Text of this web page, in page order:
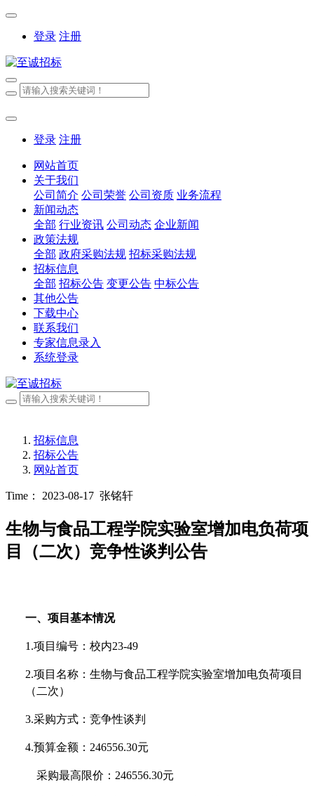
登录 注册
登录 注册
网站首页
关于我们
公司简介 公司荣誉 公司资质 业务流程
新闻动态
全部 行业资讯 公司动态 企业新闻
政策法规
全部 政府采购法规 招标采购法规
招标信息
全部 招标公告 变更公告 中标公告
其他公告
下载中心
联系我们
专家信息录入
系统登录
招标信息
招标公告
网站首页
Time： 2023-08-17 张铭轩
生物与食品工程学院实验室增加电负荷项
目（二次）竞争性谈判公告
一、项目基本情况
1.项目编号：校内23-49
2.项目名称：生物与食品工程学院实验室增加电负荷项目
（ 二次）
3.采购方式：竞争性谈判
4.预算金额：246556.30元
采购最高限价： 246556.30元